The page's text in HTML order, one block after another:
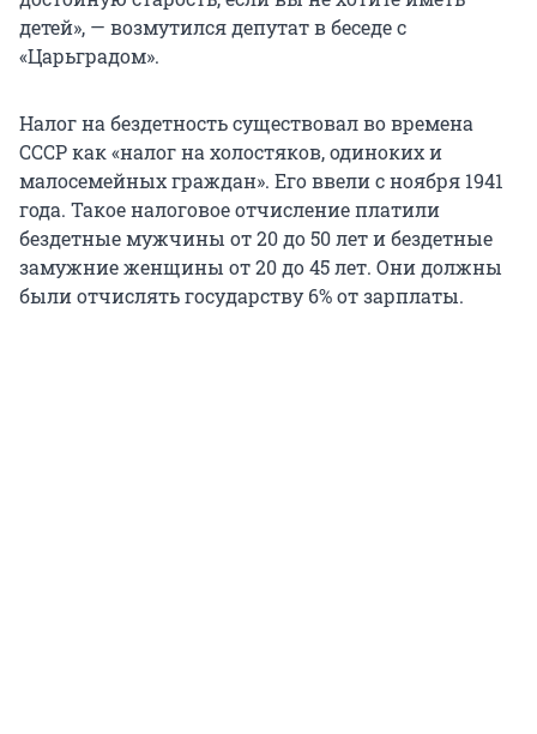
детей», — возмутился депутат в беседе с
«Царьградом».
Налог на бездетность существовал во времена
СССР как «налог на холостяков, одиноких и
малосемейных граждан». Его ввели с ноября 1941
года. Такое налоговое отчисление платили
бездетные мужчины от 20 до 50 лет и бездетные
замужние женщины от 20 до 45 лет. Они должны
были отчислять государству 6% от зарплаты.